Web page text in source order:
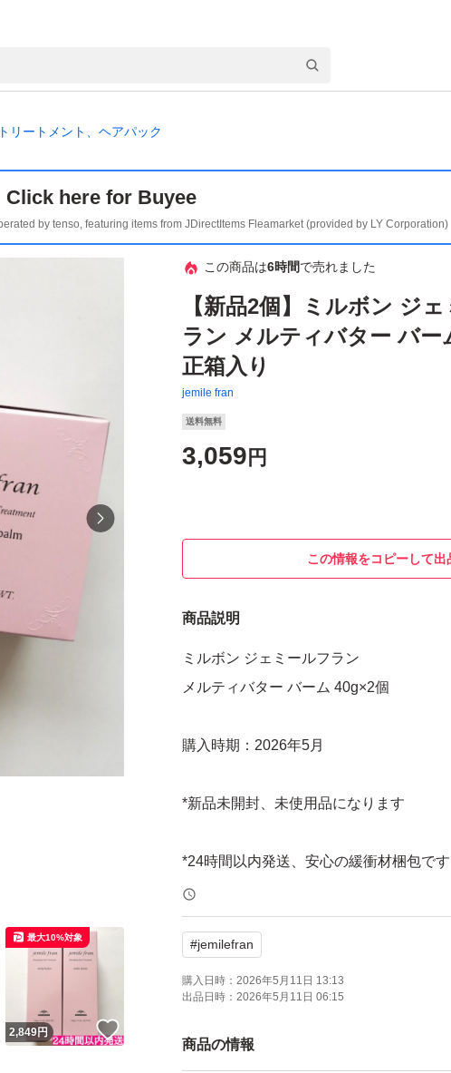
トリートメント、ヘアパック
Click here for Buyee
by tenso, featuring items from JDirectItems Fleamarket (provided by LY Corporation)
この商品は6時間で売れました
【新品2個】ミルボン ジ
ラン メルティバター バー
正箱入り
jemile fran
送料無料
3,059 円
この情報をコピーして出
商品説明
ミルボン ジェミールフラン
メルティバター バーム 40g×2個
購入時期：2026年5月
*新品未開封、未使用品になります
*24時間以内発送、安心の緩衝材梱包です
*即購入OK(コメント不要)です
【商品概要】
◎夜のまとまりを朝まで維持できる洗い
シアーバターを加えた植物性バターのダ
#jemilefran
購入日時： 2026年5月11日 13:13
出品日時： 2026年5月11日 06:15
商品の情報
いね！
2,849円
最大10%対象